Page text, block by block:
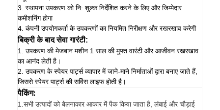
3. स्थापना उपकरण को नि: शुल्क निर्देशित करने के लिए और जिम्मेदार
कमीशनिंग होगा
4. कंपनी उपयोगकर्ता के उपकरणों का नियमित निरीक्षण और रखरखाव करेगी
बिक्री के बाद सेवा गारंटी:
1. उपकरण की मेजबान मशीन 1 साल की मुफ्त वारंटी और आजीवन रखरखाव
का आनंद लेती है।
2. उपकरण के स्पेयर पार्ट्स व्यापार में जाने-माने निर्माताओं द्वारा बनाए जाते हैं,
जिससे स्पेयर पार्ट्स की सर्विस लाइफ होती है।
पैकिंग:
1.सभी उत्पादों को बेलनाकार आकार में पैक किया जाता है, लंबाई और चौड़ाई